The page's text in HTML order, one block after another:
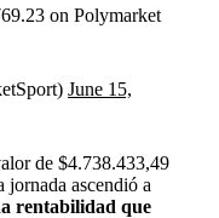
on Polymarket
June 15,
de $4.738.433,49
jornada ascendió a
rentabilidad que